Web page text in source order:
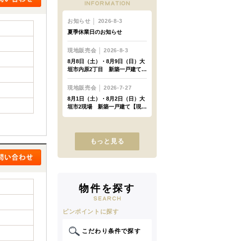
もっと見る
物件を探す
ピンポイントに探す
こだわり条件で探す